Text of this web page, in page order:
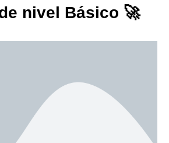
nivel Básico 🚀